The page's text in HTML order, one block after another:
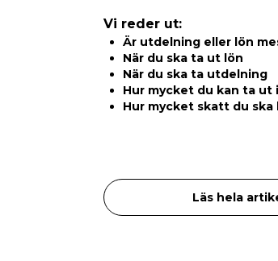
Vi reder ut:
Är utdelning eller lön
När du ska ta ut lön
När du ska ta utdelning
Hur mycket du kan ta ut
Hur mycket skatt du ska
Läs hela